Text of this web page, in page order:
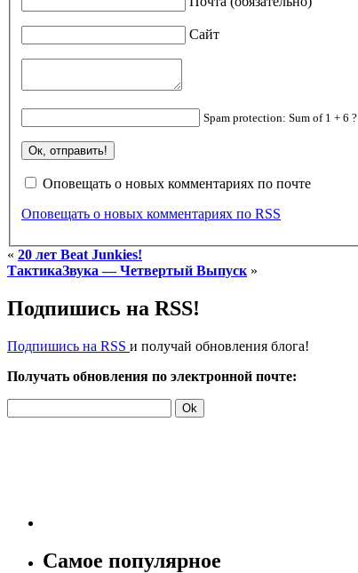
Сайт
Spam protection: Sum of 1 + 6 ?
Оповещать о новых комментариях по почте
Оповещать о новых комментариях по RSS
« 20 лет Beat Junkies!
ТактикаЗвука — Четвертый Выпуск »
Подпишись на RSS!
Подпишись на RSS и получай обновления блога!
Получать обновления по электронной почте:
Самое популярное